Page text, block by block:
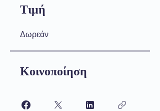
Τιμή
Δωρεάν
Κοινοποίηση